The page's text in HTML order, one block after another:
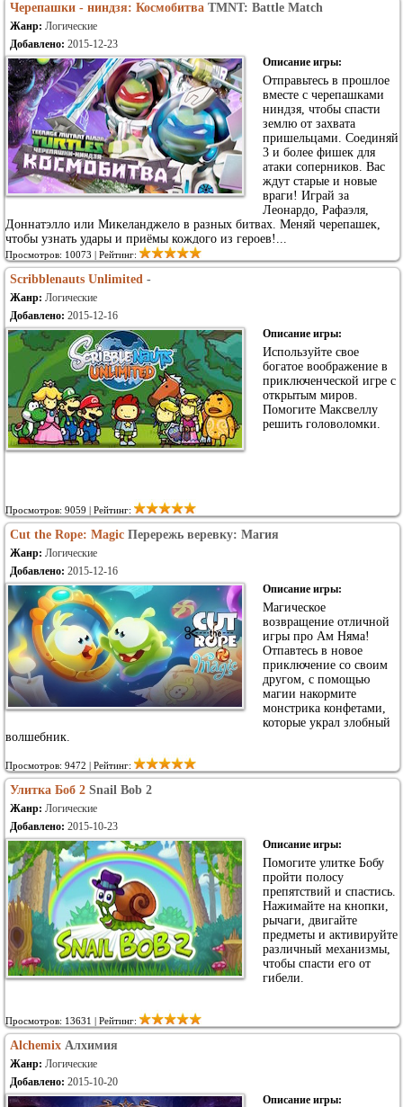
Черепашки - ниндзя: Космобитва TMNT: Battle Match
Жанр: Логические
Добавлено: 2015-12-23
Описание игры:
Отправьтесь в прошлое
вместе с черепашками
ниндзя, чтобы спасти
землю от захвата
пришельцами. Соединяй
3 и более фишек для
атаки соперников. Вас
ждут старые и новые
враги! Играй за
Леонардо, Рафаэля,
Доннатэлло или Микеланджело в разных битвах. Меняй черепашек,
чтобы узнать удары и приёмы кождого из героев!...
Просмотров: 10073 | Рейтинг:
Scribblenauts Unlimited -
Жанр: Логические
Добавлено: 2015-12-16
Описание игры:
Используйте свое
богатое воображение в
приключенческой игре с
открытым миров.
Помогите Максвеллу
решить головоломки.
Просмотров: 9059 | Рейтинг:
Cut the Rope: Magic Перережь веревку: Магия
Жанр: Логические
Добавлено: 2015-12-16
Описание игры:
Магическое
возвращение отличной
игры про Ам Няма!
Отпавтесь в новое
приключение со своим
другом, с помощью
магии накормите
монстрика конфетами,
которые украл злобный
волшебник.
Просмотров: 9472 | Рейтинг:
Улитка Боб 2 Snail Bob 2
Жанр: Логические
Добавлено: 2015-10-23
Описание игры:
Помогите улитке Бобу
пройти полосу
препятствий и спастись.
Нажимайте на кнопки,
рычаги, двигайте
предметы и активируйте
различный механизмы,
чтобы спасти его от
гибели.
Просмотров: 13631 | Рейтинг:
Alchemix Алхимия
Жанр: Логические
Добавлено: 2015-10-20
Описание игры: